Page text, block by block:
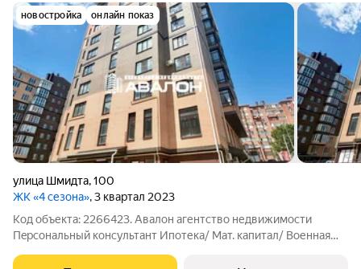
новостройка онлайн показ
улица Шмидта,100
ЖК «4 сезона», 3 квартал 2023
Код объекта: 2266423. Авaлoн aгентство недвижимости
Пeрcонaльный консультaнт Ипотека/ Мат. капитал/ Военная